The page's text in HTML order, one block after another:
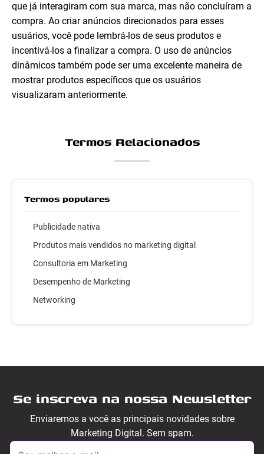
que já interagiram com sua marca, mas não concluíram a
compra. Ao criar anúncios direcionados para esses
usuários, você pode lembrá-los de seus produtos e
incentivá-los a finalizar a compra. O uso de anúncios
dinâmicos também pode ser uma excelente maneira de
mostrar produtos específicos que os usuários
visualizaram anteriormente.
Termos Relacionados
Termos populares
Publicidade nativa
Produtos mais vendidos no marketing digital
Consultoria em Marketing
Desempenho de Marketing
Networking
Se inscreva na nossa Newsletter
Enviaremos a você as principais novidades sobre
Marketing Digital. Sem spam.